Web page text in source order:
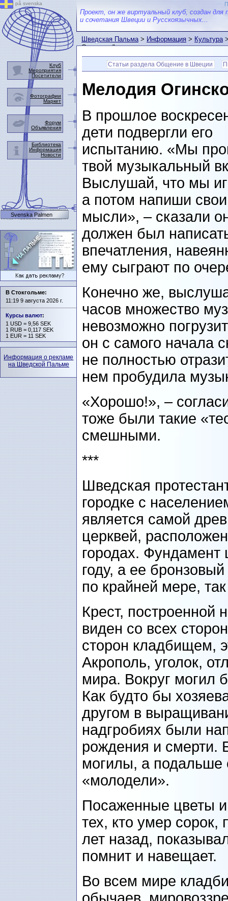
Проект, он же виртуальный клуб, создан для
и сочетания Швеции и Русскоязычных...
Шведская Пальма>Информация>Культура
Огинского"
Статьи раздела Общение в Швеции
Мелодия
В прошлое
дети подвергли его
испытанию. «Мы
твой музыкальный
Выслушай, что мы
а потом напиши свои
мысли», – сказали
должен был
впечатления,
ему сыграют по
Конечно же,
часов множество
невозможно
он с самого начала
не полностью
нем пробудила
«Хорошо!», –
тоже были такие
смешными.
***
Шведская
городке с
является самой
церквей,
городах.
году, а ее
по крайней мере,
Крест, построенной
виден со всех
сторон кладбищем,
Акрополь, уголок,
мира. Вокруг могил
Как будто бы
другом в
надгробиях были
рождения и смерти.
могилы, а подальше
«молодели».
Посаженные цветы
тех, кто умер сорок,
лет назад,
помнит и навещает.
Во всем мире
på svenska
Клуб
Мероприятия
Посетители
Фотографии
Маркет
Форум
Объявления
Библиотека
Информация
Новости
Svenska Palmen
В Стокгольме:
11:19 9 августа 2026 г.
Курсы валют:
1 USD = 9,56 SEK
1 RUB = 0,117 SEK
1 EUR = 11 SEK
Информация о рекламе
на Шведской Пальме